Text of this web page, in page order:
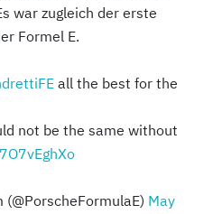
war zugleich der erste
Formel E.
all the best for the
not be the same without
May